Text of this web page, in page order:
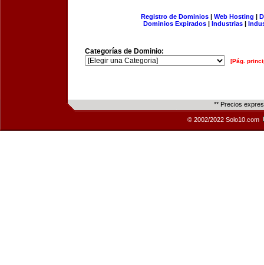
Registro de Dominios| Web Hosting |
Dominios Expirados | Industrias |
Categorías de Dominio:
[Pág.
** Precios
© 2002/2022 Solo10.com